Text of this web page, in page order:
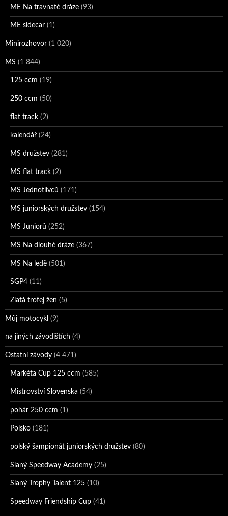
ME Na travnaté dráze (93)
ME sidecar (1)
Minirozhovor (1 020)
MS (1 844)
125 ccm (19)
250 ccm (50)
flat track (2)
kalendář (24)
MS družstev (281)
MS flat track (2)
MS Jednotlivců (171)
MS juniorských družstev (154)
MS Juniorů (252)
MS Na dlouhé dráze (367)
MS Na ledě (501)
SGP4 (11)
Zlatá trofej žen (5)
Můj motocykl (9)
na jiných závodištích (4)
Ostatní závody (4 471)
Markéta Cup 125 ccm (585)
Mistrovství Slovenska (54)
pohár 250 ccm (1)
Polsko (181)
polský šampionát juniorských družstev (80)
Slaný Speedway Academy (25)
Slaný Trophy Talent 125 (10)
Speedway Friendship Cup (41)